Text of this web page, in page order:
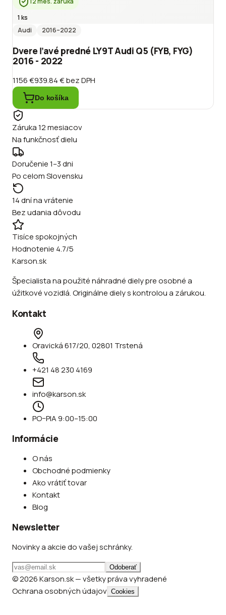
1 ks
Audi
2016–2022
Dvere ľavé predné LY9T Audi Q5 (FYB, FYG)
2016 - 2022
1156 €939.84 €bez DPH
Do košíka
Záruka 12 mesiacov
Na funkčnosť dielu
Doručenie 1–3 dni
Po celom Slovensku
14 dní na vrátenie
Bez udania dôvodu
Tisíce spokojných
Hodnotenie 4.7/5
Karson.sk
Špecialista na použité náhradné diely pre osobné a
úžitkové vozidlá. Originálne diely s kontrolou a zárukou.
Kontakt
Oravická 617/20, 02801 Trstená
+421 48 230 4169
info@karson.sk
PO–PIA 9:00–15:00
Informácie
O nás
Obchodné podmienky
Ako vrátiť tovar
Kontakt
Blog
Newsletter
Novinky a akcie do vašej schránky.
Odoberať
© 2026 Karson.sk — všetky práva vyhradené
Ochrana osobných údajov Cookies